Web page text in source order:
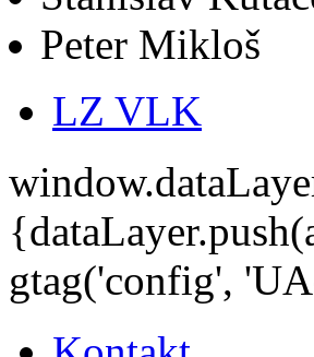
Peter Mikloš
LZ VLK
gtag('config',